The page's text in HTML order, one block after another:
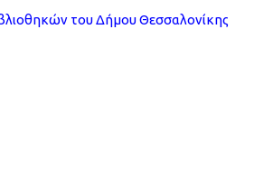
του Δήμου Θεσσαλονίκης